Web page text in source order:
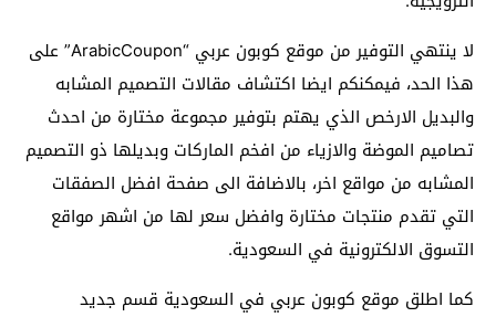
لا ينتهي التوفير من موقع كوبون عربي “ArabicCoupon” على
هذا الحد، فيمكنكم ايضا اكتشاف مقالات التصميم المشابه
والبديل الارخص الذي يهتم بتوفير مجموعة مختارة من احدث
تصاميم الموضة والازياء من افخم الماركات وبديلها ذو التصميم
المشابه من مواقع اخر، بالاضافة الى صفحة افضل الصفقات
التي تقدم منتجات مختارة وافضل سعر لها من اشهر مواقع
التسوق الالكترونية في السعودية.
كما اطلق موقع كوبون عربي في السعودية قسم جديد